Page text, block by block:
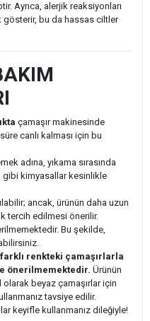
Ayrıca, alerjik reaksiyonları
bu da hassas ciltler
çamaşır makinesinde
canlı kalması için bu
adına, yıkama sırasında
gibi kimyasallar kesinlikle
ancak, ürünün daha uzun
tercih edilmesi önerilir.
Bu şekilde,
farklı renkteki çamaşırlarla
önerilmemektedir. Ürünün
olarak beyaz çamaşırlar için
tavsiye edilir.
keyifle kullanmanız dileğiyle!